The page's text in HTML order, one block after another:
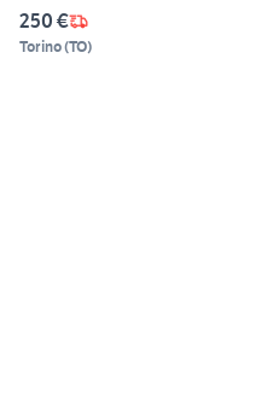
250 €
Torino(TO)